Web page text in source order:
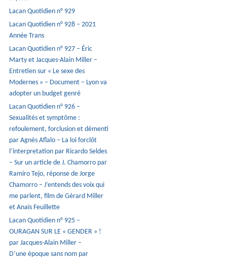
Lacan Quotidien n° 929
Lacan Quotidien n° 928 – 2021
Année Trans
Lacan Quotidien n° 927 – Éric
Marty et Jacques-Alain Miller –
Entretien sur « Le sexe des
Modernes » – Document – Lyon va
adopter un budget genré
Lacan Quotidien n° 926 –
Sexualités et symptôme :
refoulement, forclusion et démenti
par Agnès Aflalo – La loi forclôt
l’interpretation par Ricardo Seldes
– Sur un article de J. Chamorro par
Ramiro Tejo, réponse de Jorge
Chamorro – J’entends des voix qui
me parlent, film de Gérard Miller
et Anaïs Feuillette
Lacan Quotidien n° 925 –
OURAGAN SUR LE « GENDER » !
par Jacques-Alain Miller –
D’une époque sans nom par